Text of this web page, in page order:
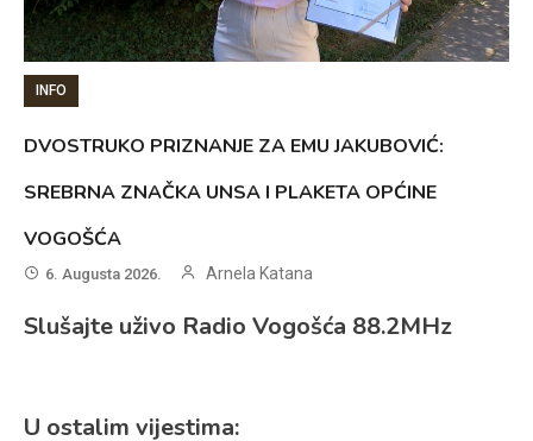
INFO
DVOSTRUKO PRIZNANJE ZA EMU JAKUBOVIĆ:
SREBRNA ZNAČKA UNSA I PLAKETA OPĆINE
VOGOŠĆA
6. Augusta 2026. Arnela Katana
Slušajte uživo Radio Vogošća 88.2MHz
U ostalim vijestima: